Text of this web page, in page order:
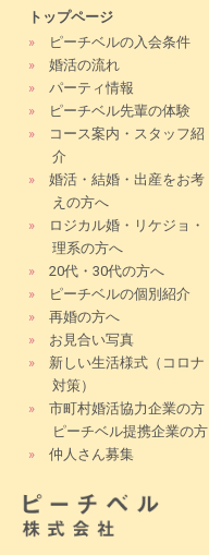
トップページ
»
ピーチベルの入会条件
»
婚活の流れ
»
パーティ情報
»
ピーチベル先輩の体験
»
コース案内・スタッフ紹
介
»
婚活・結婚・出産をお考
えの方へ
»
ロジカル婚・リケジョ・
理系の方へ
»
20代・30代の方へ
»
ピーチベルの個別紹介
»
再婚の方へ
»
お見合い写真
»
新しい生活様式（コロナ
対策）
»
市町村婚活協力企業の方
ピーチベル提携企業の方
»
仲人さん募集